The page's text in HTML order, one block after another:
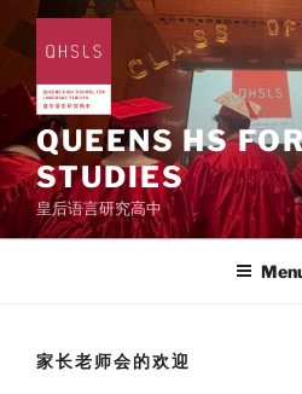
QUEENS HS
STUDIES
皇后语言研究高中
家长老师会的欢迎